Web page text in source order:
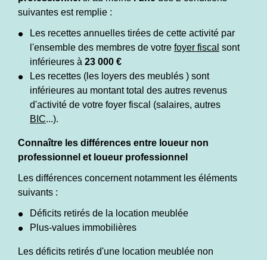
suivantes est remplie :
Les recettes annuelles tirées de cette activité par
l'ensemble des membres de votre foyer fiscal sont
inférieures à 23 000 €
Les recettes (les loyers des meublés ) sont
inférieures au montant total des autres revenus
d'activité de votre foyer fiscal (salaires, autres
BIC...).
Connaître les différences entre loueur non
professionnel et loueur professionnel
Les différences concernent notamment les éléments
suivants :
Déficits retirés de la location meublée
Plus-values immobilières
Les déficits retirés d'une location meublée non